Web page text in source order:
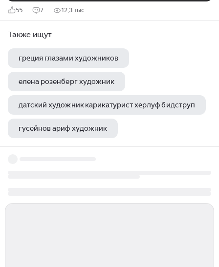
55 7 12,3 тыс
Также ищут
греция глазами художников
елена розенберг художник
датский художник карикатурист херлуф бидструп
гусейнов ариф художник